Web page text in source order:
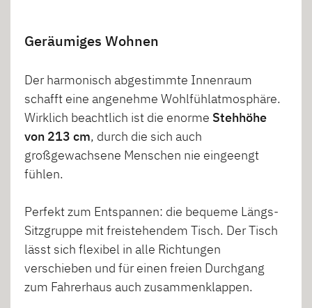
Geräumiges Wohnen
Der harmonisch abgestimmte Innenraum
schafft eine angenehme Wohlfühlatmosphäre.
Wirklich beachtlich ist die enorme Stehhöhe
von 213 cm, durch die sich auch
großgewachsene Menschen nie eingeengt
fühlen.
Perfekt zum Entspannen: die bequeme Längs-
Sitzgruppe mit freistehendem Tisch. Der Tisch
lässt sich flexibel in alle Richtungen
verschieben und für einen freien Durchgang
zum Fahrerhaus auch zusammenklappen.